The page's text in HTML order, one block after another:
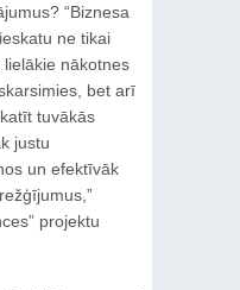
“Biznesa
ne tikai
nākotnes
bet arī
tuvākās
justu
un efektīvāk
projektu